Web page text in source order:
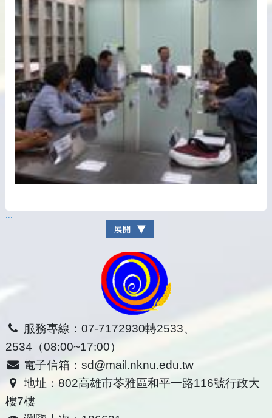
:::
服務專線：07-7172930轉2533、
2534（08:00~17:00）
電子信箱：sd@mail.nknu.edu.tw
地址：802高雄市苓雅區和平一路116號行政大
樓7樓